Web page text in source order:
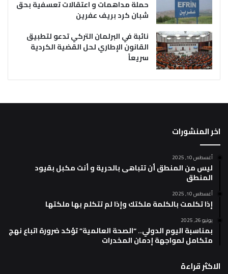
حملة مداهمات و اعتقالات تعسفية بحق
شبان كرد بريف عفرين
نائبة في البرلمان التركي تدعو لتطبيق
القانون الإطاري لحل القضية الكردية
سريعاً
اخر المنشورات
أغسطس 10, 2025
ليس من المنطق أن تتباهى بالحرية و أنت مكبل بقيود
المنطق
أغسطس 10, 2025
إذا تكلمت بالكلمة ملكتك وإذا لم تتكلم بها ملكتها
يونيو 26, 2025
بمناسبة اليوم الدولي.. “الصحة العالمية” تؤكد ضرورة اتباع نهج
متكامل لمواجهة إدمان المخدرات
الاكثر قراءة